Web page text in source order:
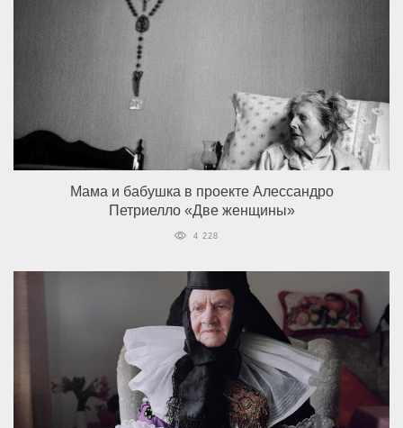
Мама и бабушка в проекте Алессандро
Петриелло «Две женщины»
4 228